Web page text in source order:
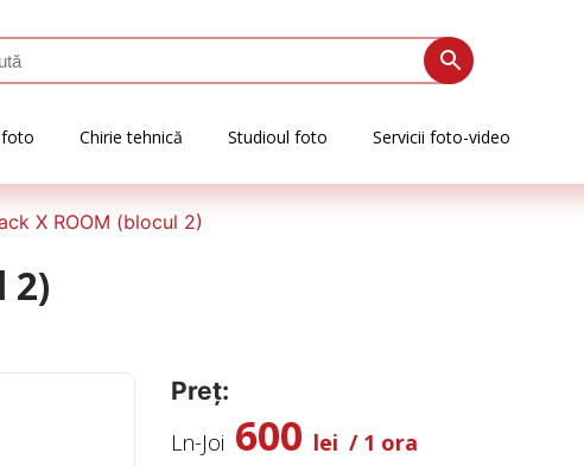
Chirie tehnică Studioul foto Servicii foto-video
X ROOM (blocul 2)
2)
Preț:
Ln-Joi 600 lei / 1 ora